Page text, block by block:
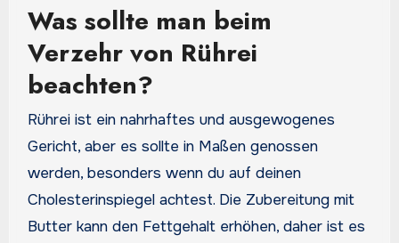
Was sollte man beim
Verzehr von Rührei
beachten?
Rührei ist ein nahrhaftes und ausgewogenes
Gericht, aber es sollte in Maßen genossen
werden, besonders wenn du auf deinen
Cholesterinspiegel achtest. Die Zubereitung mit
Butter kann den Fettgehalt erhöhen, daher ist es